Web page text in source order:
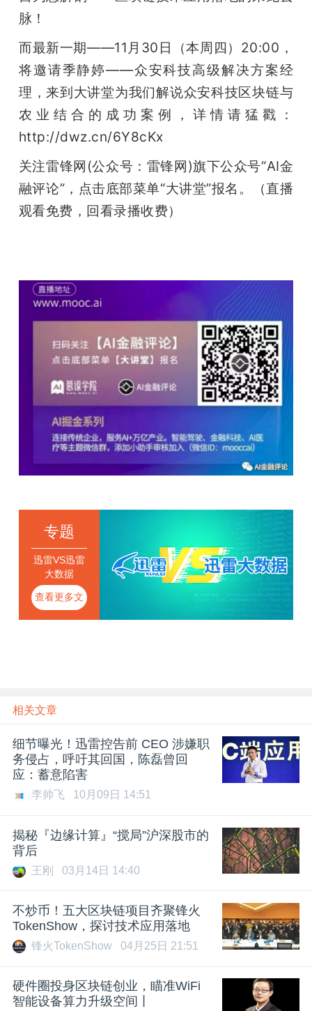
脉！
而最新一期——11月30日（本周四）20:00，
将邀请季静婷——众安科技高级解决方案经
理，来到大讲堂为我们解说众安科技区块链与
农业结合的成功案例，详情请猛戳：
http://dwz.cn/6Y8cKx
关注雷锋网(公众号：雷锋网)旗下公众号“AI金
融评论”，点击底部菜单“大讲堂”报名。（直播
观看免费，回看录播收费）
专题
迅雷VS迅雷
大数据
查看更多文
章
相关文章
细节曝光！迅雷控告前 CEO 涉嫌职
务侵占，呼吁其回国，陈磊曾回
应：蓄意陷害
李帅飞 10月09日 14:51
揭秘『边缘计算』“搅局”沪深股市的
背后
王刚 03月14日 14:40
不炒币！五大区块链项目齐聚锋火
TokenShow，探讨技术应用落地
锋火TokenShow 04月25日 21:51
硬件圈投身区块链创业，瞄准WiFi
智能设备算力升级空间丨